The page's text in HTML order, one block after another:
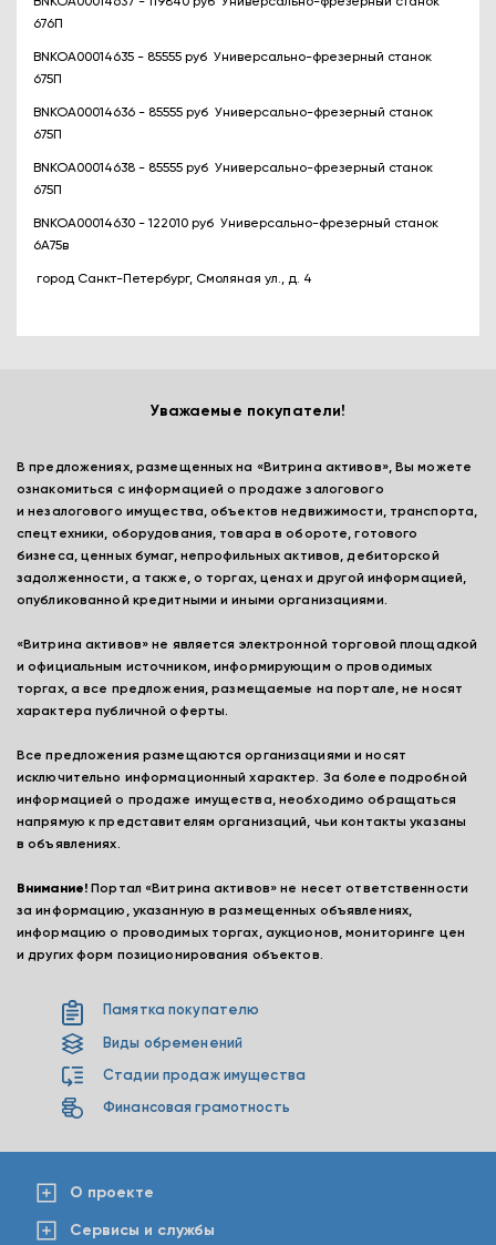
676П
BNKOA00014635 - 85555 руб Универсально-фрезерный станок
675П
BNKOA00014636 - 85555 руб Универсально-фрезерный станок
675П
BNKOA00014638 - 85555 руб Универсально-фрезерный станок
675П
BNKOA00014630 - 122010 руб Универсально-фрезерный станок
6А75в
город Санкт-Петербург, Смоляная ул., д. 4
Уважаемые покупатели!
В предложениях, размещенных на «Витрина активов», Вы можете
ознакомиться с информацией о продаже залогового
и незалогового имущества, объектов недвижимости, транспорта,
спецтехники, оборудования, товара в обороте, готового
бизнеса, ценных бумаг, непрофильных активов, дебиторской
задолженности, а также, о торгах, ценах и другой информацией,
опубликованной кредитными и иными организациями.
«Витрина активов» не является электронной торговой площадкой
и официальным источником, информирующим о проводимых
торгах, а все предложения, размещаемые на портале, не носят
характера публичной оферты.
Все предложения размещаются организациями и носят
исключительно информационный характер. За более подробной
информацией о продаже имущества, необходимо обращаться
напрямую к представителям организаций, чьи контакты указаны
в объявлениях.
Внимание! Портал «Витрина активов» не несет ответственности
за информацию, указанную в размещенных объявлениях,
информацию о проводимых торгах, аукционов, мониторинге цен
и других форм позиционирования объектов.
Памятка покупателю
Виды обременений
Стадии продаж имущества
Финансовая грамотность
О проекте
Сервисы и службы